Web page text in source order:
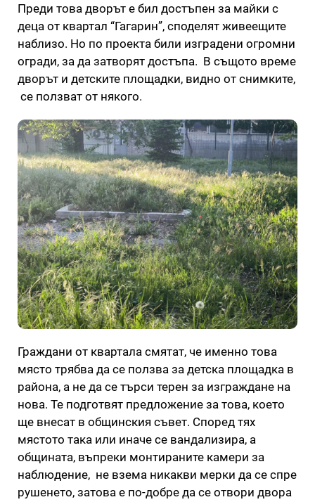
Преди това дворът е бил достъпен за майки с
деца от квартал “Гагарин”, споделят живеещите
наблизо. Но по проекта били изградени огромни
огради, за да затворят достъпа. В същото време
дворът и детските площадки, видно от снимките,
се ползват от някого.
Граждани от квартала смятат, че именно това
място трябва да се ползва за детска площадка в
района, а не да се търси терен за изграждане на
нова. Те подготвят предложение за това, което
ще внесат в общинския съвет. Според тях
мястото така или иначе се вандализира, а
общината, въпреки монтираните камери за
наблюдение, не взема никакви мерки да се спре
рушенето, затова е по-добре да се отвори двора